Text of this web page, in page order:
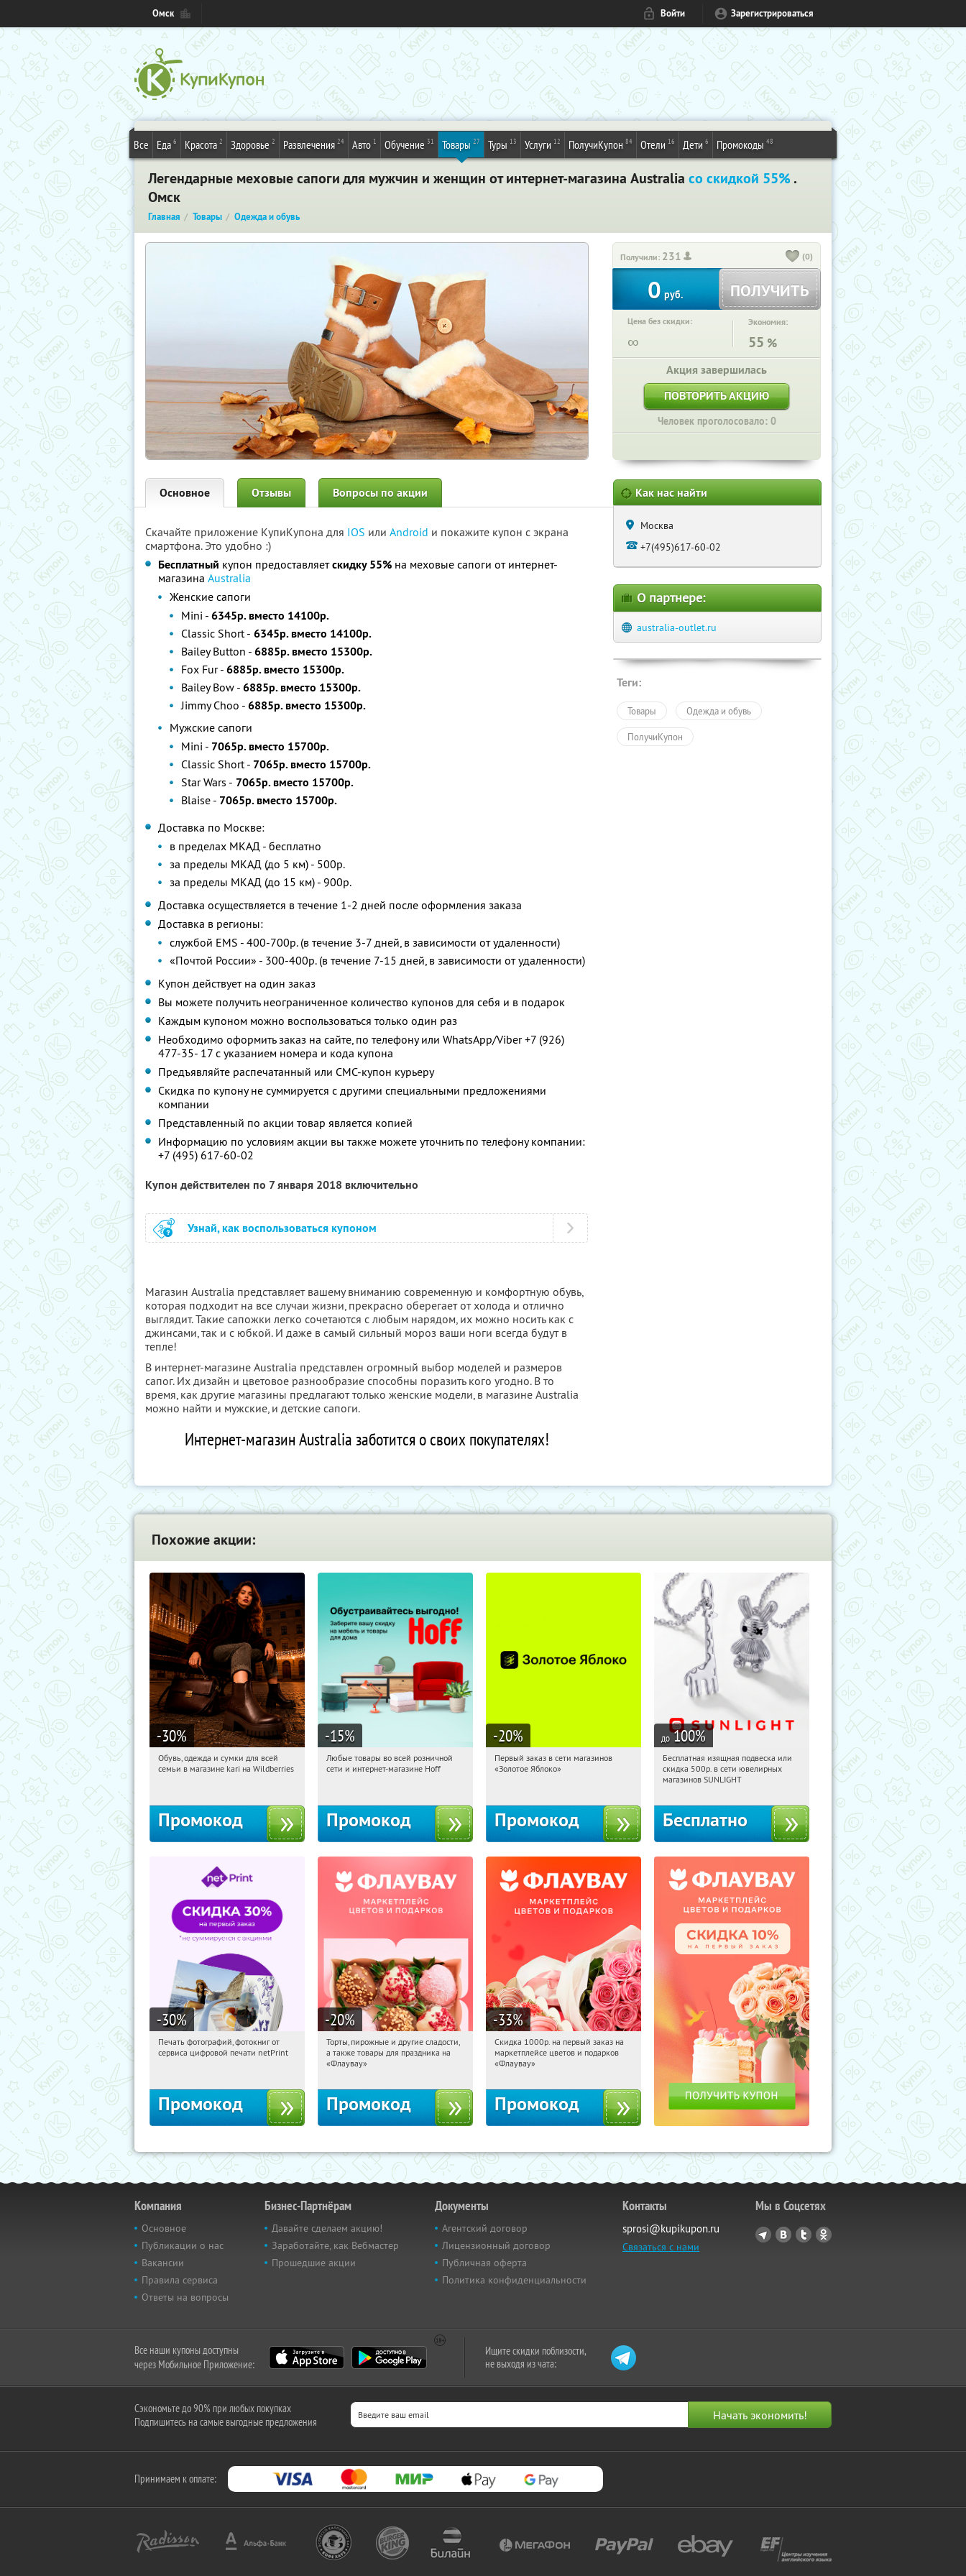
Омск Войти Зарегистрироваться
Все Еда 6 Красота 2 Здоровье 2 Развлечения 24 Авто 1 Обучение 31 Товары 27 Туры 13 Услуги 12 ПолучиКупон 84 Отели 16 Дети 6 Промокоды 48
Легендарные меховые сапоги для мужчин и женщин от интернет-магазина Australia со скидкой 55%.
Омск
Главная Товары Одежда и обувь
Получили: 231 (0)
0 руб. ПОЛУЧИТЬ
Цена без скидки:
∞
Экономия:
55 %
Акция завершилась
ПОВТОРИТЬ АКЦИЮ
Человек проголосовало: 0
Основное Отзывы Вопросы по акции
Скачайте приложение КупиКупона для IOS или Android и покажите купон с экрана
смартфона. Это удобно :)
Бесплатный купон предоставляетскидку 55% на меховые сапоги от интернет-
магазина Australia
Женские сапоги
Mini - 6345р. вместо 14100р.
Classic Short - 6345р. вместо 14100р.
Bailey Button - 6885р. вместо 15300р.
Fox Fur - 6885р. вместо 15300р.
Bailey Bow - 6885р. вместо 15300р.
Jimmy Choo - 6885р. вместо 15300р.
Мужские сапоги
Mini - 7065р. вместо 15700р.
Classic Short - 7065р. вместо 15700р.
Star Wars - 7065р. вместо 15700р.
Blaise - 7065р. вместо 15700р.
Доставка по Москве:
в пределах МКАД - бесплатно
за пределы МКАД (до 5 км) - 500р.
за пределы МКАД (до 15 км) - 900р.
Доставка осуществляется в течение 1-2 дней после оформления заказа
Доставка в регионы:
службой ЕMS - 400-700р. (в течение 3-7 дней, в зависимости от удаленности)
«Почтой России» - 300-400р. (в течение 7-15 дней, в зависимости от удаленности)
Купон действует на один заказ
Вы можете получить неограниченное количество купонов для себя и в подарок
Каждым купоном можно воспользоваться только один раз
Необходимо оформить заказ на сайте, по телефону или WhatsApp/Viber +7 (926)
477-35- 17 с указанием номера и кода купона
Предъявляйте распечатанный или СМС-купон курьеру
Скидка по купону не суммируется с другими специальными предложениями
компании
Представленный по акции товар является копией
Информацию по условиям акции вы также можете уточнить по телефону компании:
+7 (495) 617-60-02
Купон действителен по 7 января 2018 включительно
Узнай, как воспользоваться купоном
Магазин Australia представляет вашему вниманию современную и комфортную обувь,
которая подходит на все случаи жизни, прекрасно оберегает от холода и отлично
выглядит. Такие сапожки легко сочетаются с любым нарядом, их можно носить как с
джинсами, так и с юбкой. И даже в самый сильный мороз ваши ноги всегда будут в
тепле!
В интернет-магазине Australia представлен огромный выбор моделей и размеров
сапог. Их дизайн и цветовое разнообразие способны поразить кого угодно. В то
время, как другие магазины предлагают только женские модели, в магазине Australia
можно найти и мужские, и детские сапоги.
Интернет-магазин Australia заботится о своих покупателях!
Как нас найти
Москва
+7(495)617-60-02
О партнере:
australia-outlet.ru
Теги:
Товары Одежда и обувь
ПолучиКупон
Похожие акции:
-30%
15:50:16 Получили:
Обувь, одежда и сумки для всей
семьи в магазине kari на Wildberries
Промокод
-15%
15:50:16 Получили:
Любые товары во всей розничной
сети и интернет-магазине Hoff
Промокод
-20%
15:50:16
Получи первым!
Первый заказ в сети магазинов
«Золотое Яблоко»
Промокод
до 100%
15:50:16 Получили:
Россия
Бесплатная изящная подвеска или
скидка 500р. в сети ювелирных
магазинов SUNLIGHT
Бесплатно
-30%
15:50:16 Получили:
Печать фотографий, фотокниг от
сервиса цифровой печати netPrint
Промокод
-20%
15:50:16 Получили:
Россия
Торты, пирожные и другие сладости,
а также товары для праздника на
«Флаувау»
Промокод
-33%
15:50:16 Получили:
Россия
Скидка 1000р. на первый заказ на
маркетплейсе цветов и подарков
«Флаувау»
Промокод
Компания
Основное
Публикации о нас
Вакансии
Правила сервиса
Ответы на вопросы
Бизнес-Партнёрам
Давайте сделаем акцию!
Заработайте, как Вебмастер
Прошедшие акции
Документы
Агентский договор
Лицензионный договор
Публичная оферта
Политика конфиденциальности
Контакты
sprosi@kupikupon.ru
Связаться с нами
Мы в Соцсетях
Все наши купоны доступны
через Мобильное Приложение:
Ищите скидки поблизости,
не выходя из чата:
Сэкономьте до 90% при любых покупках
Подпишитесь на самые выгодные предложения
Принимаем к оплате: